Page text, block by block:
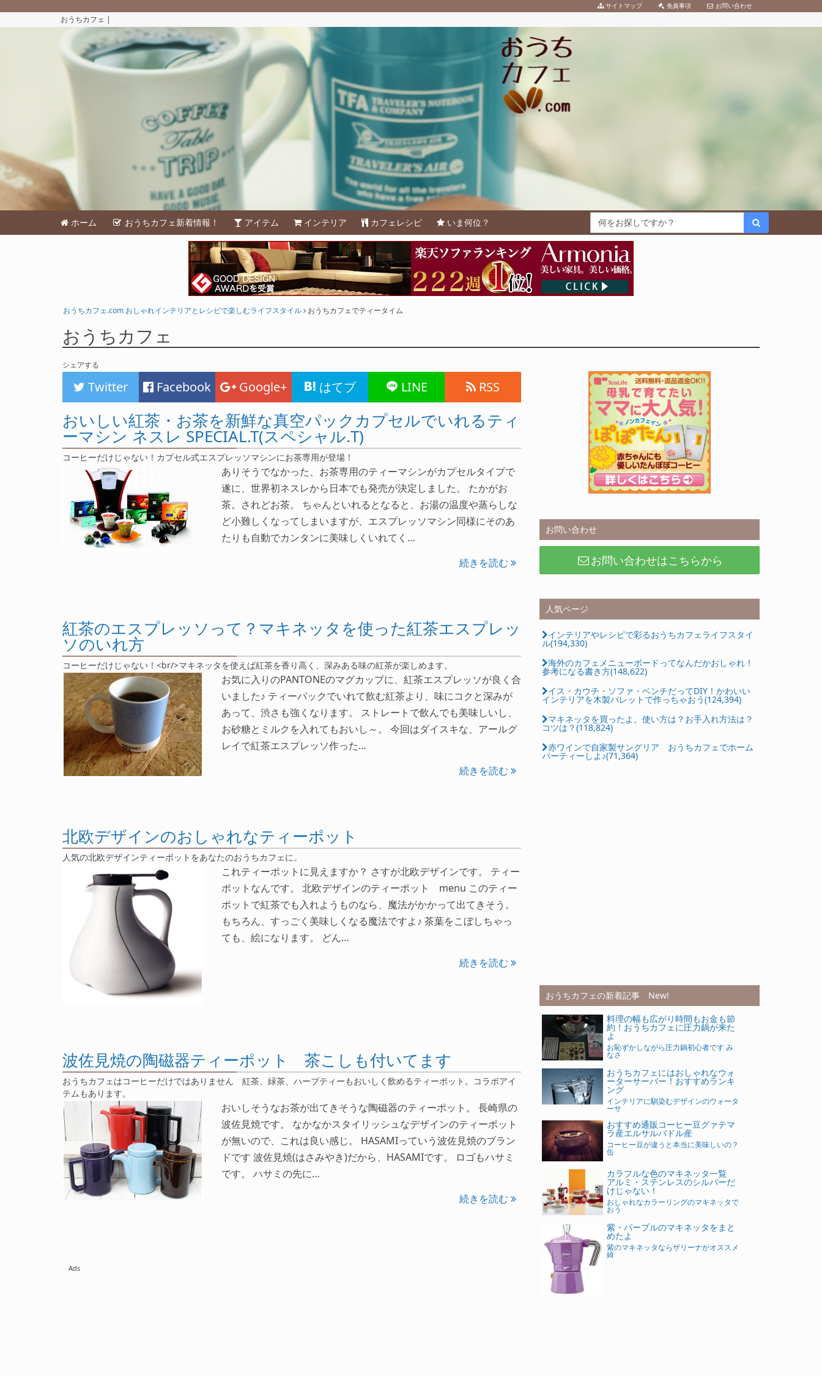
おうちカフェ |
おうちカフェ.com おしゃれインテリアとレシピで楽しむライフスタイル おうちカフェでティータイム
おうちカフェ
シェアする
Twitter Facebook Google+ はてブ LINE RSS
おいしい紅茶・お茶を新鮮な真空パックカプセルでいれるティ
ーマシン ネスレ SPECIAL.T(スペシャル.T)
コーヒーだけじゃない！カプセル式エスプレッソマシンにお茶専用が登場！
ありそうでなかった、お茶専用のティーマシンがカプセルタイプで
遂に、世界初ネスレから日本でも発売が決定しました。 たかがお
茶。されどお茶。 ちゃんといれるとなると、お湯の温度や蒸らしな
ど小難しくなってしまいますが、エスプレッソマシン同様にそのあ
たりも自動でカンタンに美味しくいれてく…
続きを読む
紅茶のエスプレッソって？マキネッタを使った紅茶エスプレッ
ソのいれ方
コーヒーだけじゃない！<br/>マキネッタを使えば紅茶を香り高く、深みある味の紅茶が楽しめます。
お気に入りのPANTONEのマグカップに、紅茶エスプレッソが良く合
いました♪ ティーパックでいれて飲む紅茶より、味にコクと深みが
あって、渋さも強くなります。 ストレートで飲んでも美味しいし、
お砂糖とミルクを入れてもおいし～。 今回はダイスキな、アールグ
レイで紅茶エスプレッソ作った…
続きを読む
北欧デザインのおしゃれなティーポット
人気の北欧デザインティーポットをあなたのおうちカフェに。
これティーポットに見えますか？ さすが北欧デザインです。 ティー
ポットなんです。 北欧デザインのティーポット menu このティー
ポットで紅茶でも入れようものなら、魔法がかかって出てきそう。
もちろん、すっごく美味しくなる魔法ですよ♪ 茶葉をこぼしちゃっ
ても、絵になります。 どん…
続きを読む
波佐見焼の陶磁器ティーポット 茶こしも付いてます
おうちカフェはコーヒーだけではありません 紅茶、緑茶、ハーブティーもおいしく飲めるティーポット。コラボアイ
テムもあります。
おいしそうなお茶が出てきそうな陶磁器のティーポット。 長崎県の
波佐見焼です。 なかなかスタイリッシュなデザインのティーポット
が無いので、これは良い感じ。 HASAMIっていう波佐見焼のブラン
ドです 波佐見焼(はさみやき)だから、HASAMIです。 ロゴもハサミ
です。 ハサミの先に…
続きを読む
Ads
お問い合わせ
お問い合わせはこちらから
人気ページ
インテリアやレシピで彩るおうちカフェライフスタイ
ル(194,330)
海外のカフェメニューボードってなんだかおしゃれ！
参考になる書き方(148,622)
イス・カウチ・ソファ・ベンチだってDIY！かわいい
インテリアを木製パレットで作っちゃおう(124,394)
マキネッタを買ったよ。使い方は？お手入れ方法は？
コツは？(118,824)
赤ワインで自家製サングリア おうちカフェでホーム
パーティーしよ♪(71,364)
おうちカフェの新着記事 New!
料理の幅も広がり時間もお金も節
約！おうちカフェに圧力鍋が来た
よ
お恥ずかしながら圧力鍋初心者です み
なさ
おうちカフェにはおしゃれなウォ
ーターサーバー！おすすめランキ
ング
インテリアに馴染むデザインのウォータ
ーサ
おすすめ通販コーヒー豆グァテマ
ラ産エルサルバドル産
コーヒー豆が違うと本当に美味しいの？
缶
カラフルな色のマキネッタ一覧
アルミ・ステンレスのシルバーだ
けじゃない！
おしゃれなカラーリングのマキネッタで
おう
紫・パープルのマキネッタをまと
めたよ
紫のマキネッタならザリーナがオススメ
綺
ホーム おうちカフェ新着情報！ アイテム インテリア カフェレシピ いま何位？
お問い合わせ
免責事項
サイトマップ